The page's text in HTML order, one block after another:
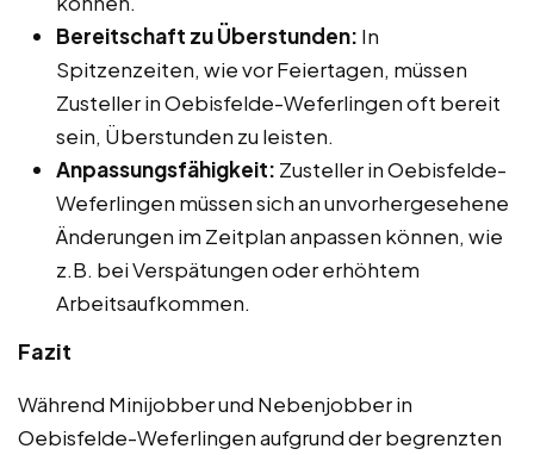
Bereitschaft zu Überstunden: In
Spitzenzeiten, wie vor Feiertagen, müssen
Zusteller in Oebisfelde-Weferlingen oft bereit
sein, Überstunden zu leisten.
Anpassungsfähigkeit: Zusteller in Oebisfelde-
Weferlingen müssen sich an unvorhergesehene
Änderungen im Zeitplan anpassen können, wie
z.B. bei Verspätungen oder erhöhtem
Arbeitsaufkommen.
Fazit
Während Minijobber und Nebenjobber in
Oebisfelde-Weferlingen aufgrund der begrenzten